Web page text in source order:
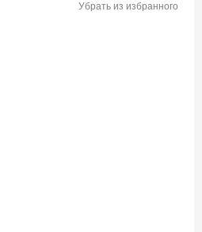
Убрать из избранного